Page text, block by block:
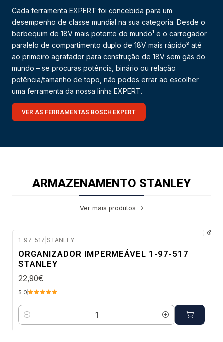
Cada ferramenta EXPERT foi concebida para um
desempenho de classe mundial na sua categoria. Desde o
berbequim de 18V mais potente do mundo¹ e o carregador
paralelo de compartimento duplo de 18V mais rápido³ até
ao primeiro agrafador para construção de 18V sem gás do
mundo – se procuras potência, binário ou relação
potência/tamanho de topo, não podes errar ao escolher
uma ferramenta da nossa linha EXPERT.
VER AS FERRAMENTAS BOSCH EXPERT
ARMAZENAMENTO STANLEY
Ver mais produtos
1-97-517 STANLEY
ORGANIZADOR IMPERMEÁVEL 1-97-517
STANLEY
22,90€
5.0
Quantidade